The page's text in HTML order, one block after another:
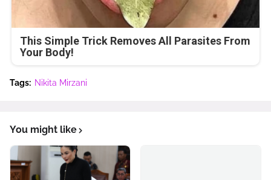
This Simple Trick Removes All Parasites From
Your Body!
Tags: Nikita Mirzani
You might like